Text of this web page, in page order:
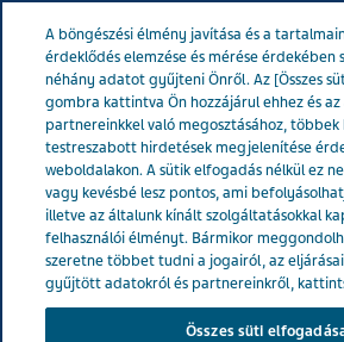
Magyarország Hírek és média
az egészséges életmódot népszerűsítették
A Tevások ismét az
egészséges
népszerűsítették
A böngészési élmény javítása és a
érdeklődés elemzése és mérése érdekében
néhány adatot gyűjteni Önről. Az [Összes
gombra kattintva Ön hozzájárul ehhez és
partnereinkkel való megosztásához,
testreszabott hirdetések megjelenítése
weboldalakon. A sütik elfogadás nélkül ez
vagy kevésbé lesz pontos, ami
illetve az általunk kínált szolgáltatásokkal
felhasználói élményt. Bármikor
szeretne többet tudni a jogairól, az
gyűjtött adatokról és partnereinkről,
Összes süti